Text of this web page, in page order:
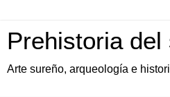
Prehistoria del
Arte sureño, arqueología e